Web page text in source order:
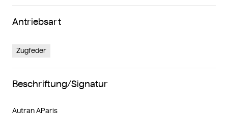
Antriebsart
Zugfeder
Beschriftung/Signatur
Autran AParis